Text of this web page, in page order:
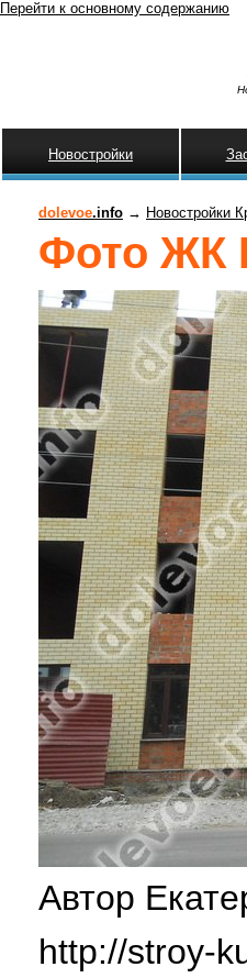
Перейти к основному содержанию
Новостройки
dolevoe.info → Новостройки
Фото ЖК
Автор
http://stroy-